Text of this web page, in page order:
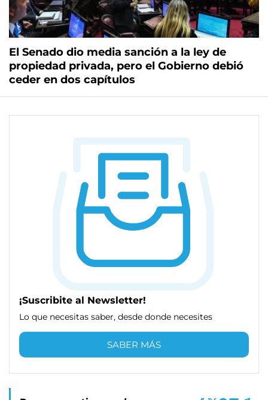
El Senado dio media sanción a la ley de
propiedad privada, pero el Gobierno debió
ceder en dos capítulos
¡Suscribite al Newsletter!
Lo que necesitas saber, desde donde necesites
SABER MÁS